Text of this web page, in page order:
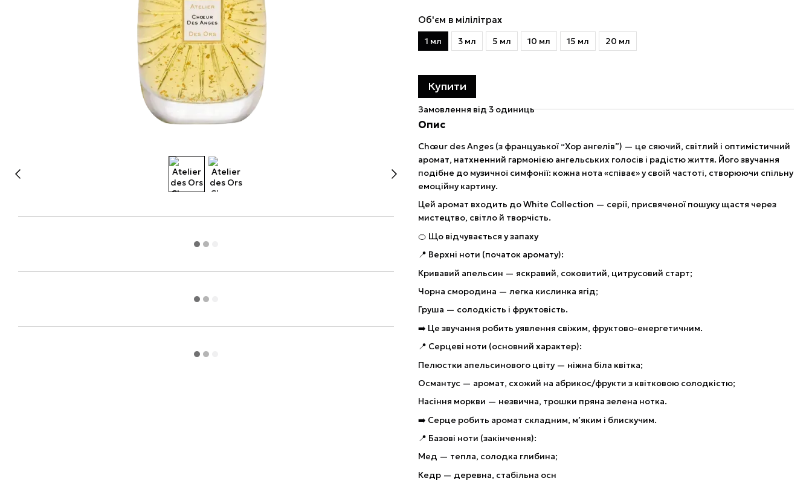
Об'єм в мілілітрах
1 мл 3 мл 5 мл 10 мл 15 мл 20 мл
Купити
Замовлення від 3 одиниць
Опис
Chœur des Anges (з французької “Хор ангелів”) — це сяючий, світлий і оптимістичний
аромат, натхненний гармонією ангельських голосів і радістю життя. Його звучання
подібне до музичної симфонії: кожна нота «співає» у своїй частоті, створюючи спільну
емоційну картину.
Цей аромат входить до White Collection — серії, присвяченої пошуку щастя через
мистецтво, світло й творчість.
🍊 Що відчувається у запаху
📍 Верхні ноти (початок аромату):
Кривавий апельсин — яскравий, соковитий, цитрусовий старт;
Чорна смородина — легка кислинка ягід;
Груша — солодкість і фруктовість.
➡️ Це звучання робить уявлення свіжим, фруктово-енергетичним.
📍 Серцеві ноти (основний характер):
Пелюстки апельсинового цвіту — ніжна біла квітка;
Османтус — аромат, схожий на абрикос/фрукти з квітковою солодкістю;
Насіння моркви — незвична, трошки пряна зелена нотка.
➡️ Серце робить аромат складним, м’яким і блискучим.
📍 Базові ноти (закінчення):
Мед — тепла, солодка глибина;
Кедр — деревна, стабільна осн